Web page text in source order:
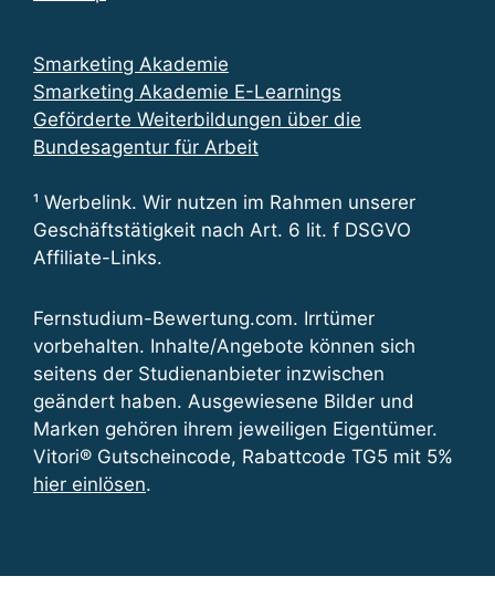
Smarketing Akademie
Smarketing Akademie E-Learnings
Geförderte Weiterbildungen über die
Bundesagentur für Arbeit
¹ Werbelink. Wir nutzen im Rahmen unserer
Geschäftstätigkeit nach Art. 6 lit. f DSGVO
Affiliate-Links.
Fernstudium-Bewertung.com. Irrtümer
vorbehalten. Inhalte/Angebote können sich
seitens der Studienanbieter inzwischen
geändert haben. Ausgewiesene Bilder und
Marken gehören ihrem jeweiligen Eigentümer.
Vitori® Gutscheincode, Rabattcode TG5 mit 5%
hier einlösen.